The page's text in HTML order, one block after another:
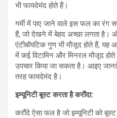
भी फायदेमंद होते हैं।
गर्मी में पाए जाने वाले इस फल का रंग
हैं, जो देखने में बेहद अच्छा लगता है।
एंटीबॉयटिक गुण भी मौजूद होते हैं, यह
में कई विटामिन और मिनरल मौजूद
उपचार किया जा सकता है। आइए
तरह फायदेमंद है।
इम्यूनिटी बूस्ट करता है करौंदा:
करौंदे ऐसा फल है जो इम्यूनिटी को